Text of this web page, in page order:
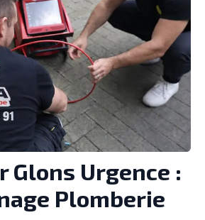
Glons Urgence :
Plomberie